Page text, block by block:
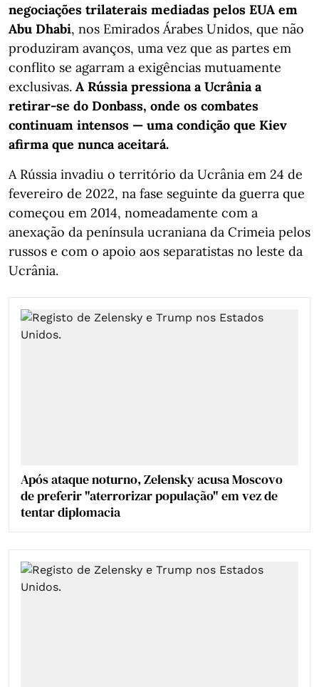
negociações trilaterais mediadas pelos EUA em
Abu Dhabi, nos Emirados Árabes Unidos, que não
produziram avanços, uma vez que as partes em
conflito se agarram a exigências mutuamente
exclusivas. A Rússia pressiona a Ucrânia a
retirar-se do Donbass, onde os combates
continuam intensos — uma condição que Kiev
afirma que nunca aceitará.
A Rússia invadiu o território da Ucrânia em 24 de
fevereiro de 2022, na fase seguinte da guerra que
começou em 2014, nomeadamente com a
anexação da península ucraniana da Crimeia pelos
russos e com o apoio aos separatistas no leste da
Ucrânia.
Após ataque noturno, Zelensky acusa Moscovo
de preferir "aterrorizar população" em vez de
tentar diplomacia